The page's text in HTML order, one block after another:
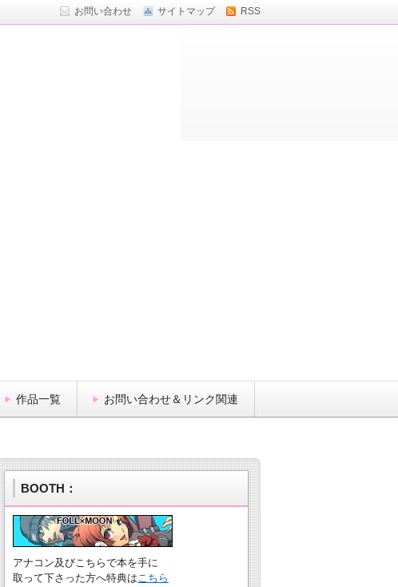
お問い合わせ サイトマップ RSS
ト
作品一覧 お問い合わせ＆リンク関連
BOOTH：
アナコン及びこちらで本を手に
取って下さった方へ特典は こちら